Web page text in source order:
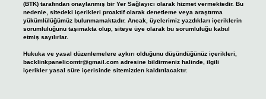
(BTK) tarafından onaylanmış bir Yer Sağlayıcı olarak hizmet vermektedir. Bu
nedenle, sitedeki içerikleri proaktif olarak denetleme veya araştırma
yükümlülüğümüz bulunmamaktadır. Ancak, üyelerimiz yazdıkları içeriklerin
sorumluluğunu taşımakta olup, siteye üye olarak bu sorumluluğu kabul
etmiş sayılırlar.
Hukuka ve yasal düzenlemelere aykırı olduğunu düşündüğünüz içerikleri,
backlinkpanelicomtr@gmail.comadresine bildirmeniz halinde, ilgili
içerikler yasal süre içerisinde sitemizden kaldırılacaktır.